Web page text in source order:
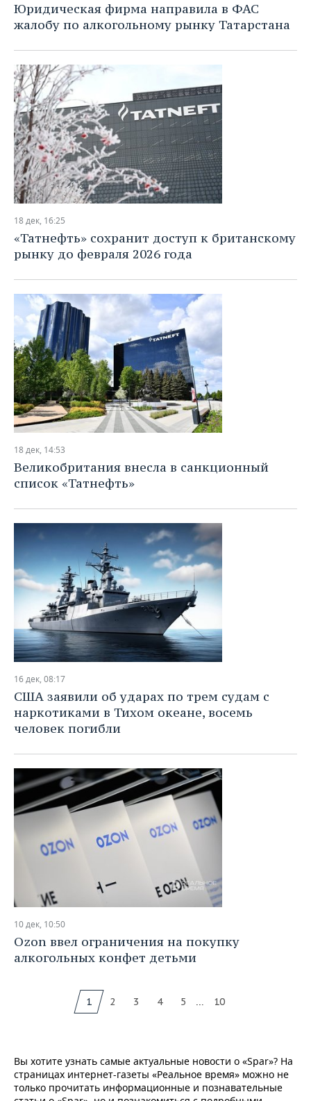
Юридическая фирма направила в ФАС
жалобу по алкогольному рынку Татарстана
18 дек, 16:25
«Татнефть» сохранит доступ к британскому
рынку до февраля 2026 года
18 дек, 14:53
Великобритания внесла в санкционный
список «Татнефть»
16 дек, 08:17
США заявили об ударах по трем судам с
наркотиками в Тихом океане, восемь
человек погибли
10 дек, 10:50
Ozon ввел ограничения на покупку
алкогольных конфет детьми
1 2 3 4 5 ... 10
Вы хотите узнать самые актуальные новости о «Spar»? На
страницах интернет-газеты «Реальное время» можно не
только прочитать информационные и познавательные